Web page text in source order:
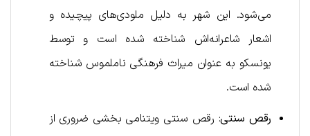
می‌شود. این شهر به دلیل ملودی‌های پیچیده و
اشعار شاعرانه‌اش شناخته شده است و توسط
یونسکو به عنوان میراث فرهنگی ناملموس شناخته
شده است.
رقص سنتی: رقص سنتی ویتنامی بخشی ضروری از